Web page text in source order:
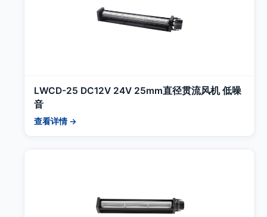
LWCD-25 DC12V 24V 25mm直径贯流风机 低噪
音
查看详情 →